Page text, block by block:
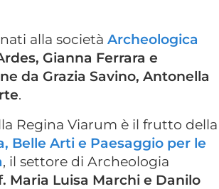
alla società Archeologica
Gianna Ferrara e
da Grazia Savino, Antonella
.
Regina Viarum è il frutto della
Belle Arti e Paesaggio per le
, il settore di Archeologia
Maria Luisa Marchi e Danilo